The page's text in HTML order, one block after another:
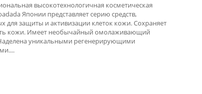
высокотехнологичная косметическая
Японии представляет серию средств,
для защиты и активизации клеток кожи. Сохраняет
кожи. Имеет необычайный омолаживающий
уникальными регенерирующими